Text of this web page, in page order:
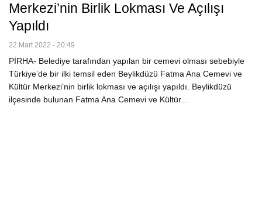
Merkezi’nin Birlik Lokması Ve Açılışı
Yapıldı
22 Mart 2022 - 20:49
PİRHA- Belediye tarafından yapılan bir cemevi olması sebebiyle
Türkiye’de bir ilki temsil eden Beylikdüzü Fatma Ana Cemevi ve
Kültür Merkezi’nin birlik lokması ve açılışı yapıldı. Beylikdüzü
ilçesinde bulunan Fatma Ana Cemevi ve Kültür…